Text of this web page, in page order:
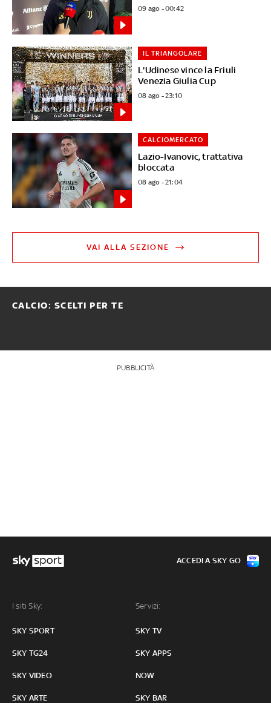
09 ago - 00:42
L'Udinese vince la Friuli
Venezia Giulia Cup
IL TRIANGOLARE
08 ago - 23:10
Lazio-Ivanovic, trattativa
bloccata
CALCIOMERCATO
08 ago - 21:04
VAI ALLA SEZIONE
CALCIO: SCELTI PER TE
PUBBLICITÀ
I siti Sky:
SKY SPORT
SKY TG24
SKY VIDEO
SKY ARTE
Servizi:
SKY TV
SKY APPS
NOW
SKY BAR
ACCEDI A SKY GO